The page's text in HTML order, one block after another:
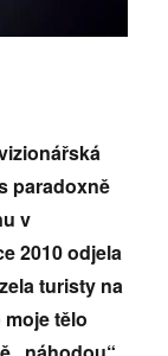
paradoxně
v
2010 odjela
turisty na
tělo